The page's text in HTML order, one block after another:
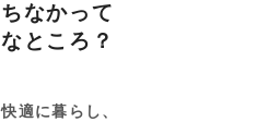
なかって
ところ？
適に暮らし、